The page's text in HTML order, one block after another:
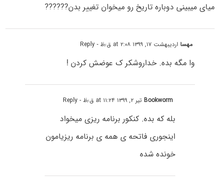
میای میبینی دوباره تاریخ رو میخوان تغییر بدن??????
مهسااردیبهشت ۱۷, ۱۳۹۹ at ۲:۰۸ ق٫ظ - Reply
وا مگه بده. خداروشکر ک عوضش کردن !
Bookwormتیر ۲, ۱۳۹۹ at ۱۱:۲۴ ق٫ظ - Reply
بله که بده. کنکور برنامه ریزی میخواد
اینجوری فاتحه ی همه ی برنامه ریزیامون
خونده شده